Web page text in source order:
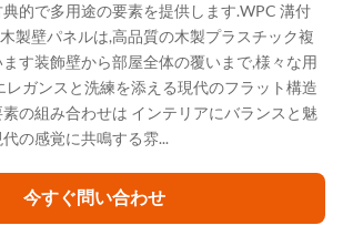
的で多用途の要素を提供します.WPC 溝付
製壁パネルは,高品質の木製プラスチック複
す装飾壁から部屋全体の覆いまで,様々な用
レガンスと洗練を添える現代のフラット構造
の組み合わせは インテリアにバランスと魅
の感覚に共鳴する雰...
今すぐ問い合わせ